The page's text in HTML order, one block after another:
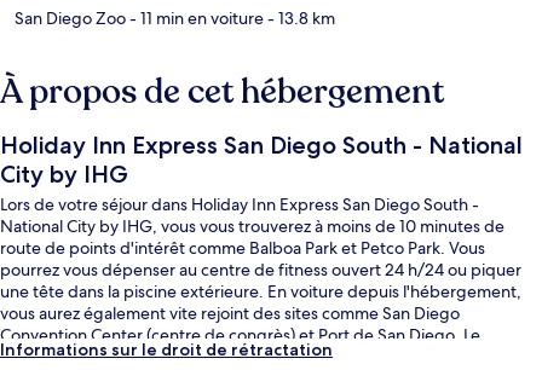
San Diego Zoo- 11 min en voiture- 13.8 km
À propos de cet hébergement
Holiday Inn Express San Diego South - National
City by IHG
Lors de votre séjour dans Holiday Inn Express San Diego South -
National City by IHG, vous vous trouverez à moins de 10 minutes de
route de points d'intérêt comme Balboa Park et Petco Park. Vous
pourrez vous dépenser au centre de fitness ouvert 24 h/24 ou piquer
une tête dans la piscine extérieure. En voiture depuis l'hébergement,
vous aurez également vite rejoint des sites comme San Diego
Convention Center (centre de congrès) et Port de San Diego. Le
personnel attentionné et le petit déjeuner remportent un vif succès
Informations sur le droit de rétractation